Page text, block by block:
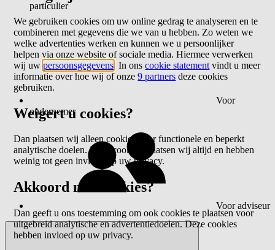
particulier
Voor
ondernemer
Voor adviseur
We gebruiken cookies om uw online gedrag te analyseren en te
combineren met gegevens die we van u hebben. Zo weten we
welke advertenties werken en kunnen we u persoonlijker
helpen via onze website of sociale media. Hiermee verwerken
wij uwpersoonsgegevens . In onscookie statement vindt u meer
informatie over hoe wij of onze9 partners deze cookies
gebruiken.
Weigert u cookies?
Dan plaatsen wij alleen cookies voor functionele en beperkt
analytische doelen. Deze cookies plaatsen wij altijd en hebben
weinig tot geen invloed op uw privacy.
Akkoord met cookies?
Dan geeft u ons toestemming om ook cookies te plaatsen voor
uitgebreid analytische en advertentiedoelen. Deze cookies
hebben invloed op uw privacy.